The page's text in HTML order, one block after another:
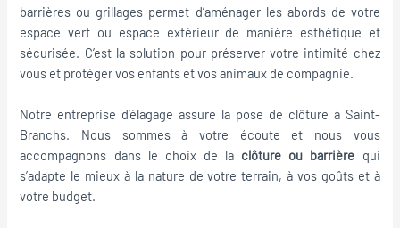
barrières ou grillages permet d’aménager les abords de votre
espace vert ou espace extérieur de manière esthétique et
sécurisée. C’est la solution pour préserver votre intimité chez
vous et protéger vos enfants et vos animaux de compagnie.
Notre entreprise d’élagage assure la pose de clôture à Saint-
Branchs. Nous sommes à votre écoute et nous vous
accompagnons dans le choix de la clôture ou barrière qui
s’adapte le mieux à la nature de votre terrain, à vos goûts et à
votre budget.